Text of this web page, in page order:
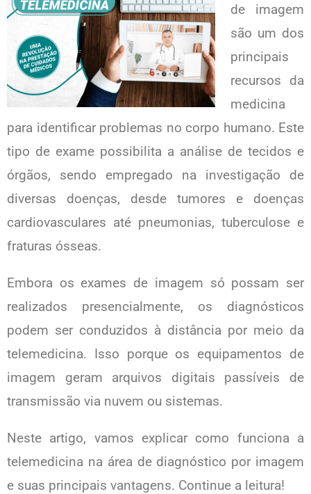
de imagem
são um dos
principais
recursos da
medicina
para identificar problemas no corpo humano. Este
tipo de exame possibilita a análise de tecidos e
órgãos, sendo empregado na investigação de
diversas doenças, desde tumores e doenças
cardiovasculares até pneumonias, tuberculose e
fraturas ósseas.
Embora os exames de imagem só possam ser
realizados presencialmente, os diagnósticos
podem ser conduzidos à distância por meio da
telemedicina. Isso porque os equipamentos de
imagem geram arquivos digitais passíveis de
transmissão via nuvem ou sistemas.
Neste artigo, vamos explicar como funciona a
telemedicina na área de diagnóstico por imagem
e suas principais vantagens. Continue a leitura!